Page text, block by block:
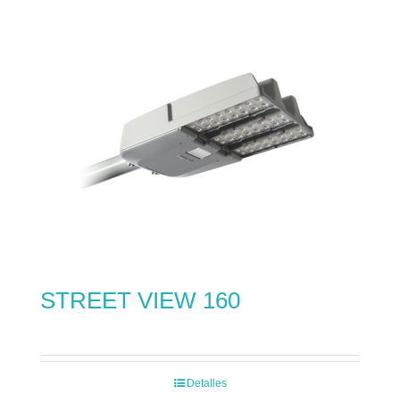
STREET VIEW 160
Detalles